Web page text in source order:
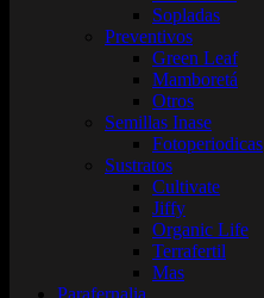
Sopladas
Preventivos
Green Leaf
Mamboretá
Otros
Semillas Inase
Fotoperiodicas
Sustratos
Cultivate
Jiffy
Organic Life
Terrafertil
Mas